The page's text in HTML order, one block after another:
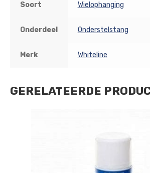
Soort Wielophanging
Onderdeel Onderstelstang
Merk Whiteline
GERELATEERDE